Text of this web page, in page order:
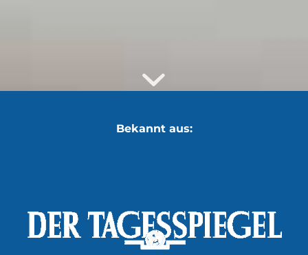
Bekannt aus: